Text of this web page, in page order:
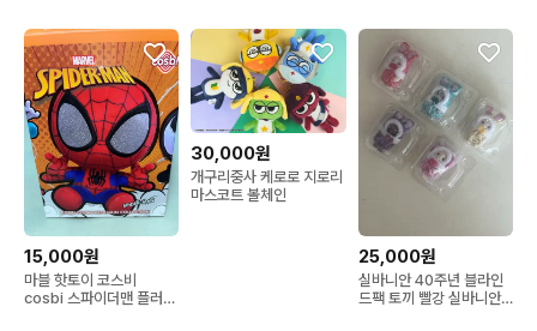
15,000원
마블 핫토이 코스비
cosbi 스파이더맨 플러시
30,000원
개구리중사 케로로 지로리
마스코트 볼체인
25,000원
실바니안 40주년 블라인
드팩 토끼 빨강 실바니안